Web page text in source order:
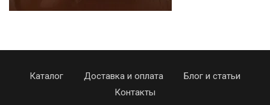
Каталог Доставка и оплата
Блог и статьи
Контакты